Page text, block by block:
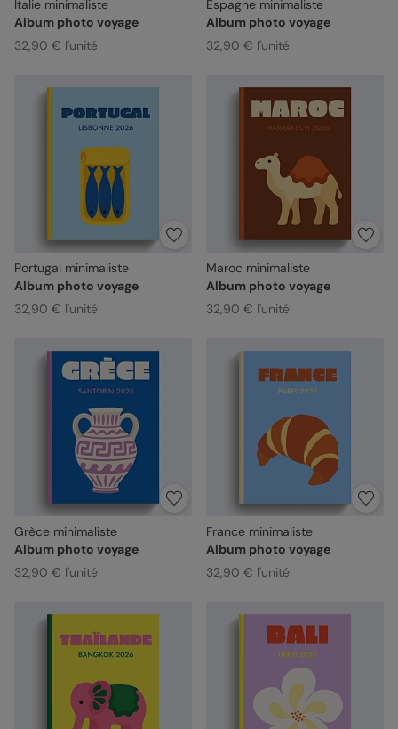
Italie minimaliste
Album photo voyage
32,90 € l'unité
Espagne minimaliste
Album photo voyage
32,90 € l'unité
Portugal minimaliste
Album photo voyage
32,90 € l'unité
Maroc minimaliste
Album photo voyage
32,90 € l'unité
Grèce minimaliste
Album photo voyage
32,90 € l'unité
France minimaliste
Album photo voyage
32,90 € l'unité